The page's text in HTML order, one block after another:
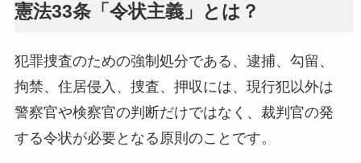
憲法33条「令状主義」とは？
犯罪捜査のための強制処分である、逮捕、勾留、
拘禁、住居侵入、捜査、押収には、現行犯以外は
警察官や検察官の判断だけではなく、裁判官の発
する令状が必要となる原則のことです。